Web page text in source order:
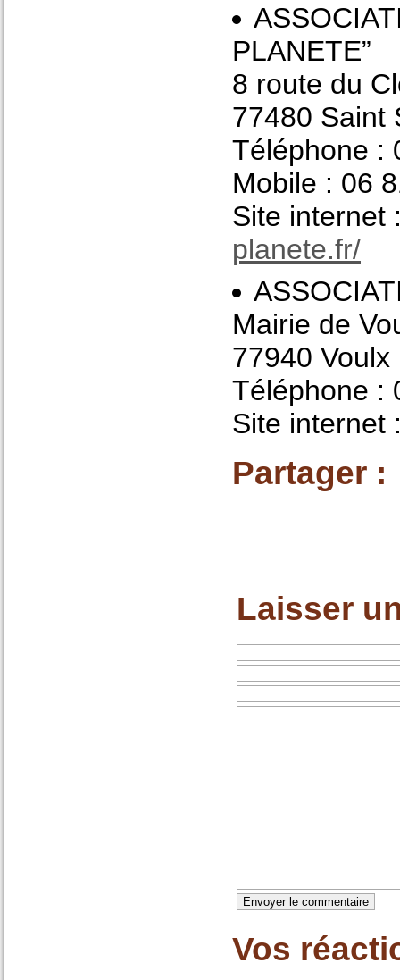
PLANETE”
8 route du
77480 Saint
Téléphone :
Mobile : 06
Site internet
planete.fr/
Mairie de
77940 Voulx
Téléphone :
Site internet
Partager :
Laisser
Vos